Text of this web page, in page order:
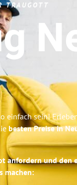
TRAUGOTT
einfach sein!
besten Preise in
anfordern und den
machen: